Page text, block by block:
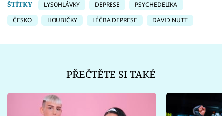
ŠTÍTKY LYSOHLÁVKY DEPRESE
PSYCHEDELIKA
ČESKO
HOUBIČKY LÉČBA DEPRESE DAVID NUTT
PŘEČTĚTE SI TAKÉ